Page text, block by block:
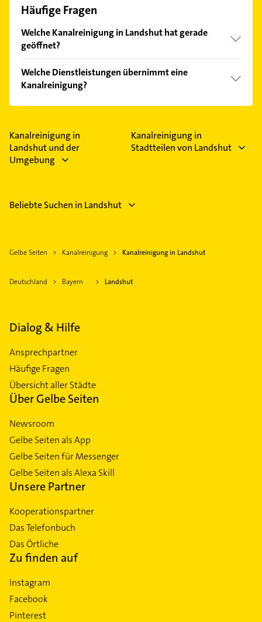
Häufige Fragen
Welche Kanalreinigung in Landshut hat gerade
geöffnet?
Bitte beachten Sie, dass diese an Sonn- und
Feiertagen abweichen können.
Welche Dienstleistungen übernimmt eine
Kanalreinigung?
Folgende Leistungen werden angeboten:
Kanalreinigung in
Landshut und der
Umgebung
Kanalreinigung in
Stadtteilen von Landshut
Beliebte Suchen in Landshut
Gelbe Seiten Kanalreinigung Kanalreinigung in Landshut
Deutschland Bayern Landshut
Dialog & Hilfe
Ansprechpartner
Häufige Fragen
Übersicht aller Städte
Über Gelbe Seiten
Newsroom
Gelbe Seiten als App
Gelbe Seiten für Messenger
Gelbe Seiten als Alexa Skill
Unsere Partner
Kooperationspartner
Das Telefonbuch
Das Örtliche
Zu finden auf
Instagram
Facebook
Pinterest